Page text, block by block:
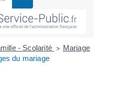
- Scolarité > Mariage
du mariage